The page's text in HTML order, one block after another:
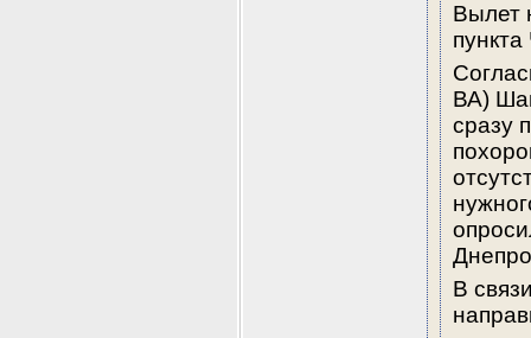
Вылет
ВА)
сразу
В